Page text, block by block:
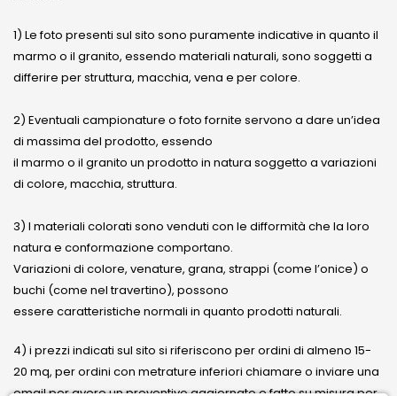
1) Le foto presenti sul sito sono puramente indicative in quanto il
marmo o il granito, essendo materiali naturali, sono soggetti a
differire per struttura, macchia, vena e per colore.
2) Eventuali campionature o foto fornite servono a dare un’idea
di massima del prodotto, essendo
il marmo o il granito un prodotto in natura soggetto a variazioni
di colore, macchia, struttura.
3) I materiali colorati sono venduti con le difformità che la loro
natura e conformazione comportano.
Variazioni di colore, venature, grana, strappi (come l’onice) o
buchi (come nel travertino), possono
essere caratteristiche normali in quanto prodotti naturali.
4) i prezzi indicati sul sito si riferiscono per ordini di almeno 15-
20 mq, per ordini con metrature inferiori chiamare o inviare una